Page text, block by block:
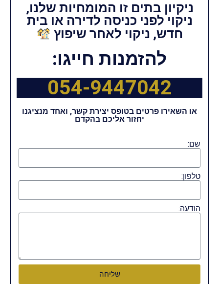
ניקיון בתים זו המומחיות שלנו,
ניקוי לפני כניסה לדירה או בית
חדש, ניקוי לאחר שיפוץ
להזמנות חייגו:
054-9447042
או השאירו פרטים בטופס יצירת קשר, ואחד מנציגנו
יחזור אליכם בהקדם
שם:
טלפון:
הודעה:
שליחה